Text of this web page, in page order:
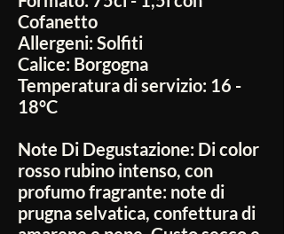
Cofanetto
Allergeni: Solfiti
Calice: Borgogna
Temperatura di servizio: 16 -
18°C
Note Di Degustazione: Di color
rosso rubino intenso, con
profumo fragrante: note di
prugna selvatica, confettura di